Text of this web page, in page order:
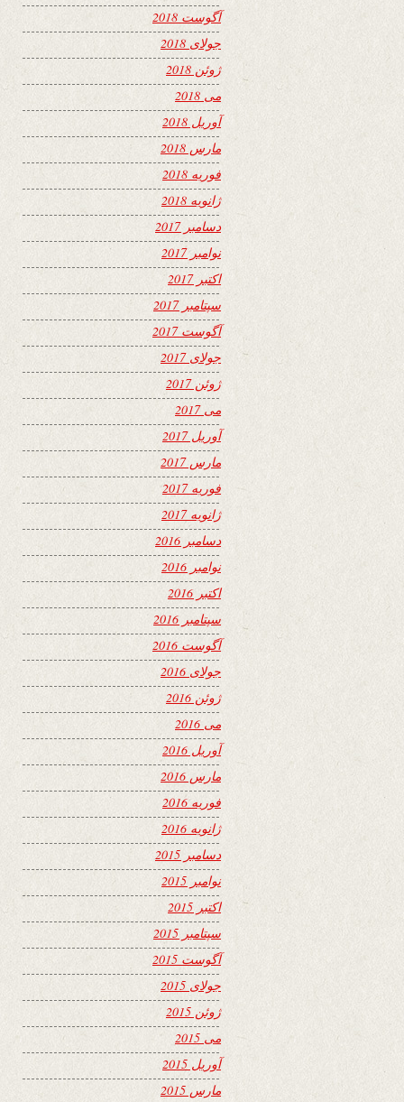
آگوست 2018
جولای 2018
ژوئن 2018
می 2018
آوریل 2018
مارس 2018
فوریه 2018
ژانویه 2018
دسامبر 2017
نوامبر 2017
اکتبر 2017
سپتامبر 2017
آگوست 2017
جولای 2017
ژوئن 2017
می 2017
آوریل 2017
مارس 2017
فوریه 2017
ژانویه 2017
دسامبر 2016
نوامبر 2016
اکتبر 2016
سپتامبر 2016
آگوست 2016
جولای 2016
ژوئن 2016
می 2016
آوریل 2016
مارس 2016
فوریه 2016
ژانویه 2016
دسامبر 2015
نوامبر 2015
اکتبر 2015
سپتامبر 2015
آگوست 2015
جولای 2015
ژوئن 2015
می 2015
آوریل 2015
مارس 2015